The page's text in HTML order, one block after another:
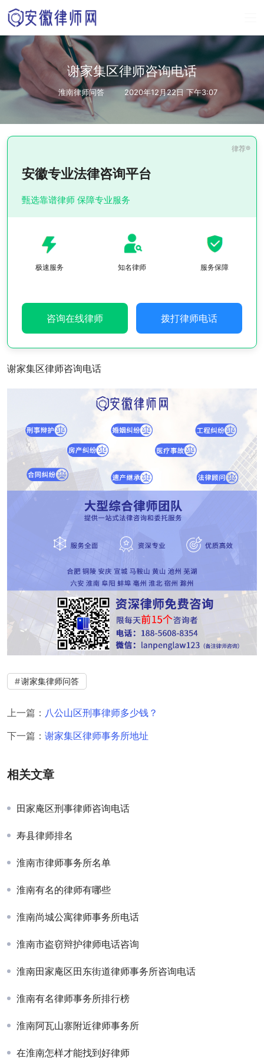
谢家集区律师咨询电话
淮南律师问答 2020年12月22日 下午3:07
安徽专业法律咨询平台
甄选靠谱律师 保障专业服务
极速服务 知名律师 服务保障
咨询在线律师 拨打律师电话
谢家集区律师咨询电话
谢家集律师问答
上一篇： 八公山区刑事律师多少钱？
下一篇： 谢家集区律师事务所地址
相关文章
田家庵区刑事律师咨询电话
寿县律师排名
淮南市律师事务所名单
淮南有名的律师有哪些
淮南尚城公寓律师事务所电话
淮南市盗窃辩护律师电话咨询
淮南田家庵区田东街道律师事务所咨询电话
淮南有名律师事务所排行榜
淮南阿瓦山寨附近律师事务所
在淮南怎样才能找到好律师